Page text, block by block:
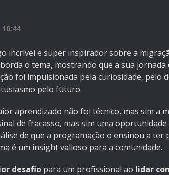
incrível e super inspirador sobre a
o tema, mostrando que a sua jornada
foi impulsionada pela curiosidade, pelo
pelo futuro.
aprendizado não foi técnico, mas sim a
de fracasso, mas sim uma
de que a programação o ensinou a ter
é um insight valioso para a comunidade.
desafio para um profissional ao lidar